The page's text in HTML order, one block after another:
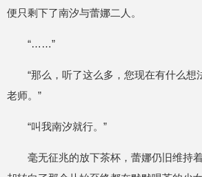
便只剩下了南汐与蕾娜二人。
“……”
“那么，听了这么多，您现在有什么
老师。”
“叫我南汐就行。”
毫无征兆的放下茶杯，蕾娜仍旧维持